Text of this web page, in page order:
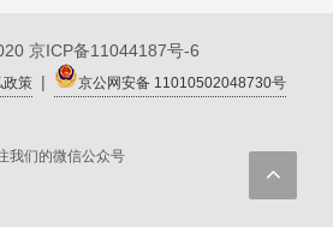
京ICP备11044187号-6
政策 | 京公网安备 11010502048730号
我们的微信公众号